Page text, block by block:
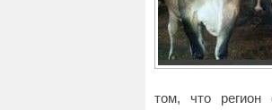
том, что регион